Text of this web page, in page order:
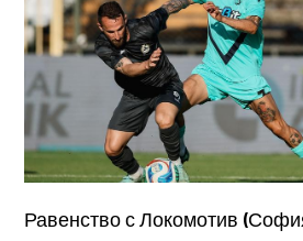
Равенство с Локомотив